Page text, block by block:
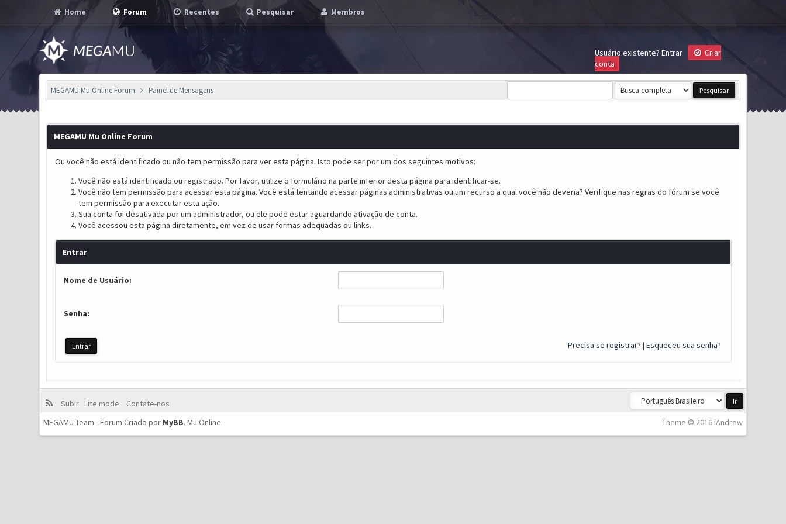
Home Forum Recentes Pesquisar Membros
Usuário existente? Entrar
Criar
conta
MEGAMU Mu Online Forum Painel de Mensagens
MEGAMU Mu Online Forum
Ou você não está identificado ou não tem permissão para ver esta página. Isto pode ser por um dos seguintes motivos:
Você não está identificado ou registrado. Por favor, utilize o formulário na parte inferior desta página para identificar-se.
Você não tem permissão para acessar esta página. Você está tentando acessar páginas administrativas ou um recurso a qual você não deveria? Verifique nas regras do fórum se você
tem permissão para executar esta ação.
Sua conta foi desativada por um administrador, ou ele pode estar aguardando ativação de conta.
Você acessou esta página diretamente, em vez de usar formas adequadas ou links.
Entrar
Nome de Usuário:
Senha:
Precisa se registrar? | Esqueceu sua senha?
Subir Lite mode
Contate-nos
Theme © 2016 iAndrew
MEGAMU Team - Forum Criado por MyBB.Mu Online